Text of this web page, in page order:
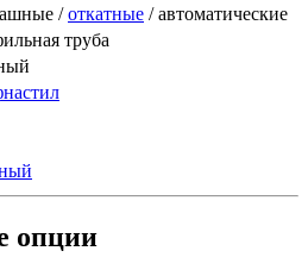
/откатные / автоматические
труба
опции